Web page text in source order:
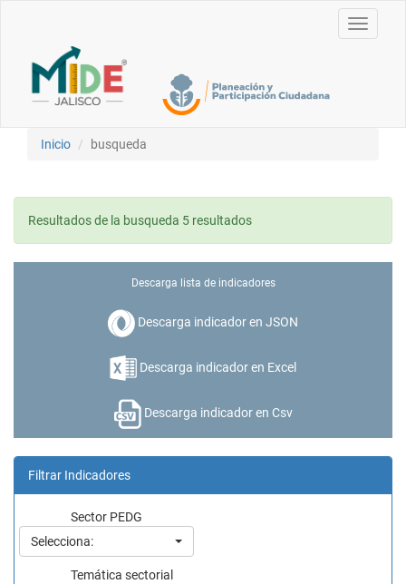
Toggle
Inicio busqueda
Resultados de la busqueda 5 resultados
Descarga lista de indicadores
Descarga indicador en JSON
Descarga indicador en Excel
Descarga indicador en Csv
Filtrar Indicadores
Sector PEDG
Selecciona:
Temática sectorial